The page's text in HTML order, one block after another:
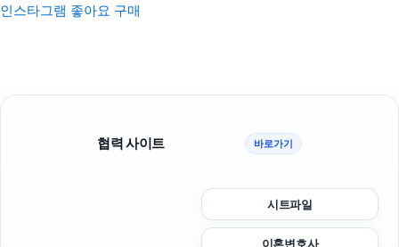
인스타그램 좋아요 구매
협력 사이트 바로가기
시트파일
이혼변호사